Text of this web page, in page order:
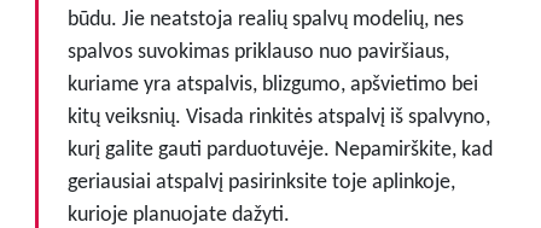
būdu. Jie neatstoja realių spalvų modelių, nes
spalvos suvokimas priklauso nuo paviršiaus,
kuriame yra atspalvis, blizgumo, apšvietimo bei
kitų veiksnių. Visada rinkitės atspalvį iš spalvyno,
kurį galite gauti parduotuvėje. Nepamirškite, kad
geriausiai atspalvį pasirinksite toje aplinkoje,
kurioje planuojate dažyti.